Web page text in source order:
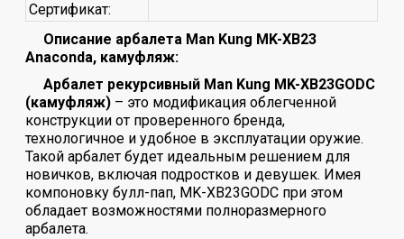
Сертификат:
Описание арбалета Man Kung MK-XB23
Anaconda, камуфляж:
Арбалет рекурсивный Man Kung MK-XB23GODC
(камуфляж) – это модификация облегченной
конструкции от проверенного бренда,
технологичное и удобное в эксплуатации оружие.
Такой арбалет будет идеальным решением для
новичков, включая подростков и девушек. Имея
компоновку булл-пап, MK-XB23GODC при этом
обладает возможностями полноразмерного
арбалета.